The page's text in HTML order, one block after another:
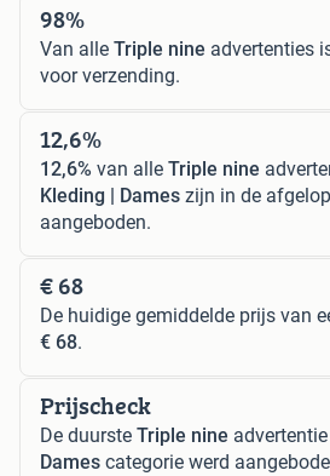
98%
Van alle Triple nine advertenties
voor verzending.
12,6%
12,6% van alle Triple nine
Kleding | Dames zijn in de
aangeboden.
€ 68
De huidige gemiddelde prijs van
€ 68.
Prijscheck
De duurste Triple nine
Dames categorie werd